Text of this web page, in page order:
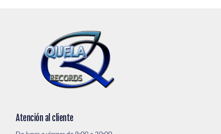
Atención al cliente